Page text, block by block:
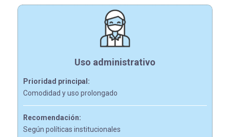
Uso administrativo
Prioridad principal:
Comodidad y uso prolongado
Recomendación:
Según políticas institucionales